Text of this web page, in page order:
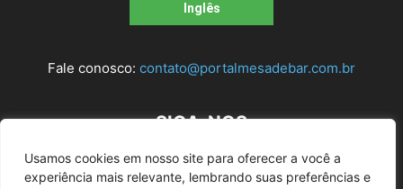
Usamos cookies em nosso site para oferecer a você a
experiência mais relevante, lembrando suas preferências e
Inglês
Fale conosco: contato@portalmesadebar.com.br
SIGA-NOS